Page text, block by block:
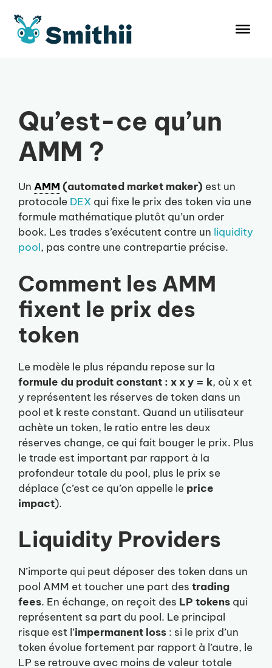
contenu
Qu’est-ce qu’un
AMM ?
Un AMM (automated market maker) est un
protocole DEX qui fixe le prix des token via une
formule mathématique plutôt qu’un order
book. Les trades s’exécutent contre un liquidity
pool, pas contre une contrepartie précise.
Comment les AMM
fixent le prix des
token
Le modèle le plus répandu repose sur la
formule du produit constant : x x y = k, où x et
y représentent les réserves de token dans un
pool et k reste constant. Quand un utilisateur
achète un token, le ratio entre les deux
réserves change, ce qui fait bouger le prix. Plus
le trade est important par rapport à la
profondeur totale du pool, plus le prix se
déplace (c’est ce qu’on appelle le price
impact).
Liquidity Providers
N’importe qui peut déposer des token dans un
pool AMM et toucher une part des trading
fees. En échange, on reçoit des LP tokens qui
représentent sa part du pool. Le principal
risque est l’impermanent loss : si le prix d’un
token évolue fortement par rapport à l’autre, le
LP se retrouve avec moins de valeur totale